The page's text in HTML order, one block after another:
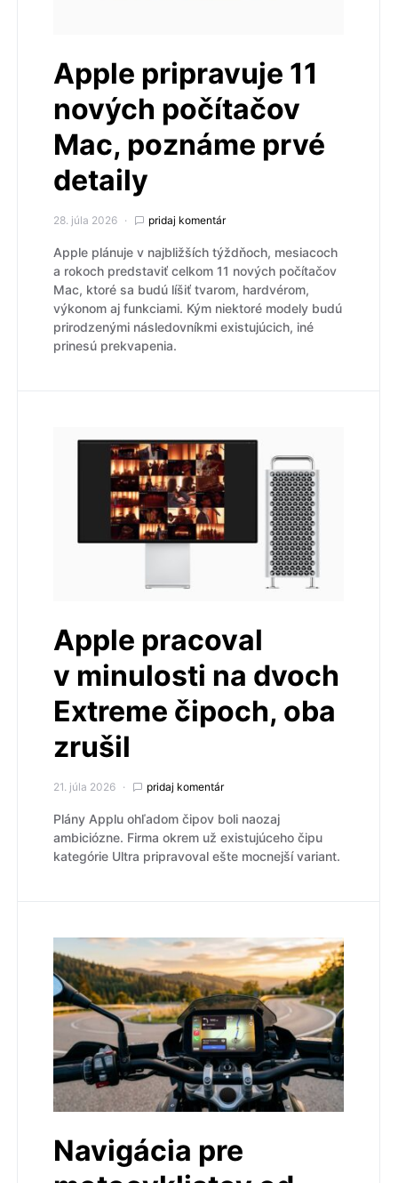
Apple pripravuje 11
nových počítačov
Mac, poznáme prvé
detaily
28. júla 2026 pridaj komentár
Apple plánuje v najbližších týždňoch, mesiacoch
a rokoch predstaviť celkom 11 nových počítačov
Mac, ktoré sa budú líšiť tvarom, hardvérom,
výkonom aj funkciami. Kým niektoré modely budú
prirodzenými následovníkmi existujúcich, iné
prinesú prekvapenia.
Apple pracoval
v minulosti na dvoch
Extreme čipoch, oba
zrušil
21. júla 2026 pridaj komentár
Plány Applu ohľadom čipov boli naozaj
ambiciózne. Firma okrem už existujúceho čipu
kategórie Ultra pripravoval ešte mocnejší variant.
Navigácia pre